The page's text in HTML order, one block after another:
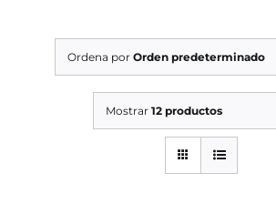
SERVICIOS TALLER
OCASIÓN
Ordena por Orden predeterminado
Mostrar 12 productos